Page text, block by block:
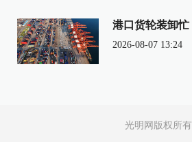
港口货轮装卸忙
2026-08-07 13:24
光明网版权所有